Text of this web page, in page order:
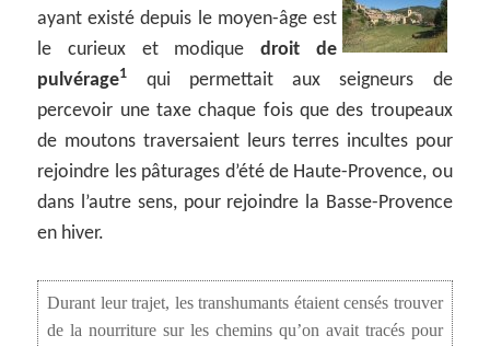
ayant existé depuis le moyen-âge est
le curieux et modique droit de
pulvérage1
qui permettait aux seigneurs de
percevoir une taxe chaque fois que des troupeaux
de moutons traversaient leurs terres incultes pour
rejoindre les pâturages d’été de Haute-Provence, ou
dans l’autre sens, pour rejoindre la Basse-Provence
en hiver.
Durant leur trajet, les transhumants étaient censés trouver
de la nourriture sur les chemins qu’on avait tracés pour